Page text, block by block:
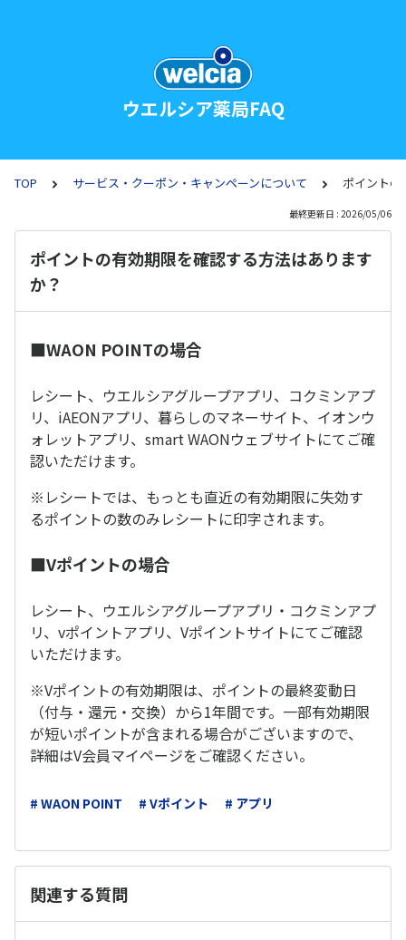
ウエルシア薬局FAQ
TOP サービス・クーポン・キャンペーンについて ポイント
最終更新日 : 2026/05/06
ポイントの有効期限を確認する方法はあります
か？
■WAON POINTの場合
レシート、ウエルシアグループアプリ、コクミンアプ
リ、iAEONアプリ、暮らしのマネーサイト、イオンウ
ォレットアプリ、smart WAONウェブサイトにてご確
認いただけます。
※レシートでは、もっとも直近の有効期限に失効す
るポイントの数のみレシートに印字されます。
■Vポイントの場合
レシート、ウエルシアグループアプリ・コクミンアプ
リ、vポイントアプリ、Vポイントサイトにてご確認
いただけます。
※Vポイントの有効期限は、ポイントの最終変動日
（付与・還元・交換）から1年間です。一部有効期限
が短いポイントが含まれる場合がございますので、
詳細はV会員マイページをご確認ください。
# WAON POINT # Vポイント # アプリ
関連する質問